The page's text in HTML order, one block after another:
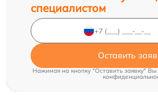
специалистом
Оставить
Нажимая на кнопку "Оставить заявку"